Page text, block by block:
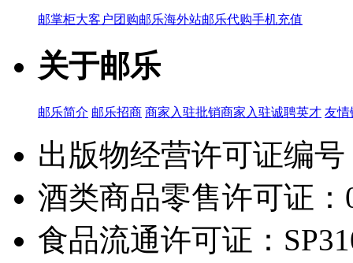
邮掌柜大客户团购邮乐海外站邮乐代购手机充值
关于邮乐
邮乐简介 邮乐招商 商家入驻批销商家入驻诚聘英才 友情
出版物经营许可证编
酒类商品零售许可证：
食品流通许可证：